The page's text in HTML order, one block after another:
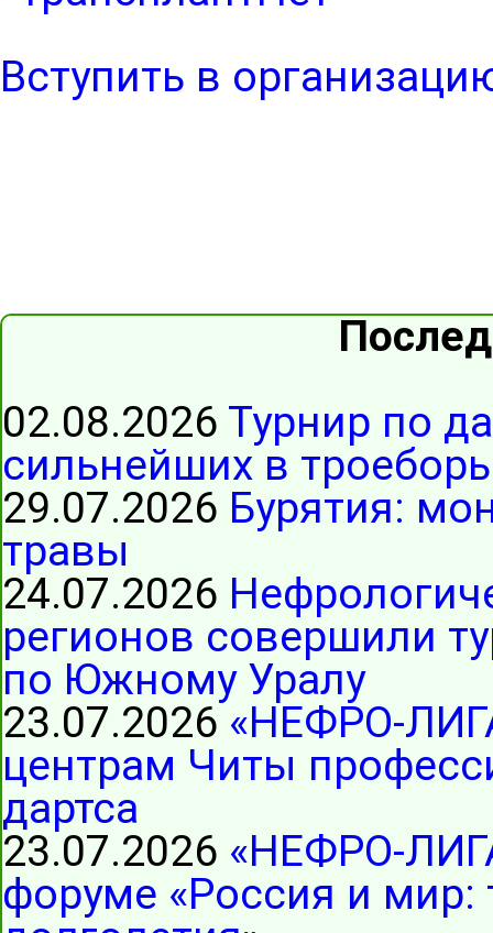
Вступить в
02.08.2026 Турнир по
сильнейших в
29.07.2026 Бурятия:
травы
24.07.2026
регионов совершили
по Южному Уралу
23.07.2026 «НЕФРО-
центрам Читы
дартса
23.07.2026 «НЕФРО-
форуме «Россия и мир: